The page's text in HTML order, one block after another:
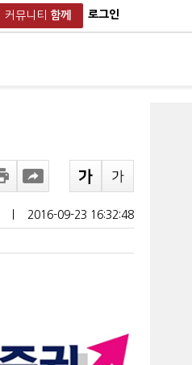
커뮤니티 함께 로그인
2016-09-23 16:32:48